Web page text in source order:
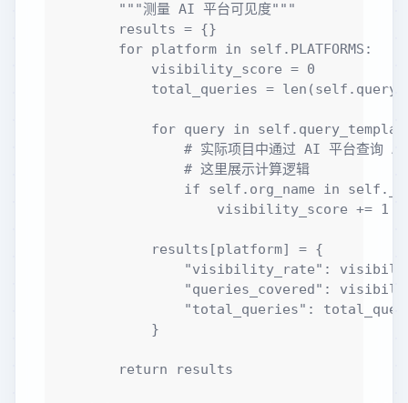
        """测量 AI 平台可见度"""
        results = {}
        for platform in self.PLATFORMS:
            visibility_score = 0
total_queries =
for query in
# 实际项目中通过 AI 平台查询
                # 这里展示计算逻辑
if self.org_name in
                    visibility_score += 1
            results[platform] = {
"visibility_rate":
"queries_covered":
"total_queries":
            }
        return results